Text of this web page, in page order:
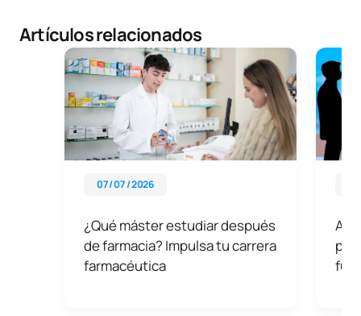
Artículos relacionados
07 / 07 / 2026
¿Qué máster estudiar después
de farmacia? Impulsa tu carrera
farmacéutica